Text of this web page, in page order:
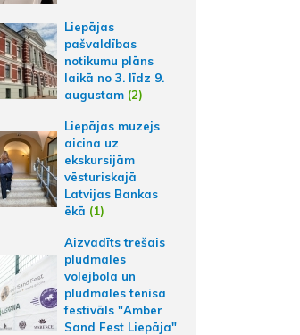
Liepājas
pašvaldības
notikumu plāns
laikā no 3. līdz 9.
augustam (2)
Liepājas muzejs
aicina uz
ekskursijām
vēsturiskajā
Latvijas Bankas
ēkā (1)
Aizvadīts trešais
pludmales
volejbola un
pludmales tenisa
festivāls "Amber
Sand Fest Liepāja"